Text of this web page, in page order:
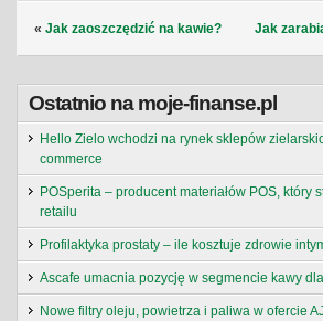
Jak
« Jak zaoszczędzić na kawie?
Ostatnio na moje-finanse.pl
Hello Zielo wchodzi na rynek sklepów
commerce
POSperita – producent materiałów POS, który
retailu
Profilaktyka prostaty – ile kosztuje zdrowie
Ascafe umacnia pozycję w segmencie kawy
Nowe filtry oleju, powietrza i paliwa w ofercie